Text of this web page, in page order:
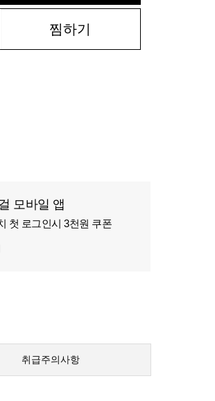
찜하기
모바일 앱
첫 로그인시 3천원 쿠폰
취급주의사항